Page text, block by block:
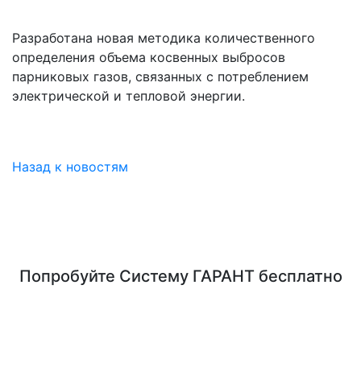
Разработана новая методика количественного
определения объема косвенных выбросов
парниковых газов, связанных с потреблением
электрической и тепловой энергии.
Назад к новостям
Попробуйте Систему ГАРАНТбесплатно